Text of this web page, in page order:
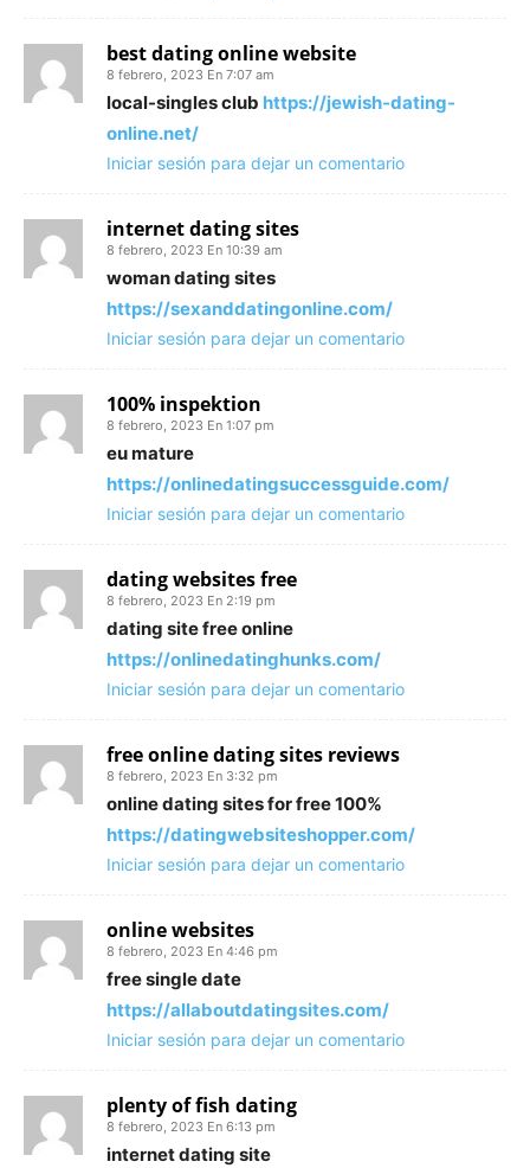
best dating online website
8 febrero, 2023 En 7:07 am
local-singles club https://jewish-dating-
online.net/
Iniciar sesión para dejar un comentario
internet dating sites
8 febrero, 2023 En 10:39 am
woman dating sites
https://sexanddatingonline.com/
Iniciar sesión para dejar un comentario
100% inspektion
8 febrero, 2023 En 1:07 pm
eu mature
https://onlinedatingsuccessguide.com/
Iniciar sesión para dejar un comentario
dating websites free
8 febrero, 2023 En 2:19 pm
dating site free online
https://onlinedatinghunks.com/
Iniciar sesión para dejar un comentario
free online dating sites reviews
8 febrero, 2023 En 3:32 pm
online dating sites for free 100%
https://datingwebsiteshopper.com/
Iniciar sesión para dejar un comentario
online websites
8 febrero, 2023 En 4:46 pm
free single date
https://allaboutdatingsites.com/
Iniciar sesión para dejar un comentario
plenty of fish dating
8 febrero, 2023 En 6:13 pm
internet dating site